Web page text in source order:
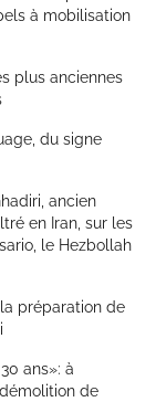
à mobilisation
plus anciennes
du signe
ancien
en Iran, sur les
le Hezbollah
préparation de
ans»: à
de